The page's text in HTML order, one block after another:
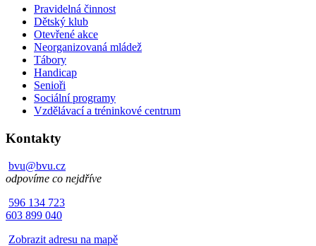
Pravidelná činnost
Dětský klub
Otevřené akce
Neorganizovaná mládež
Tábory
Handicap
Senioři
Sociální programy
Vzdělávací a tréninkové centrum
Kontakty
bvu@bvu.cz
odpovíme co nejdříve
596 134 723
603 899 040
Zobrazit adresu na mapě